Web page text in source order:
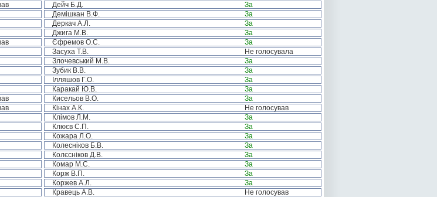
Дейч Б.Д.
За
Демішкан В.Ф.
За
Деркач А.Л.
За
Джига М.В.
За
Єфремов О.С.
За
Засуха Т.В.
Не голосувала
Злочевський М.В.
За
Зубик В.В.
За
Ілляшов Г.О.
За
Каракай Ю.В.
За
Кисельов В.О.
За
Кінах А.К.
Не голосував
Клімов Л.М.
За
Клюєв С.П.
За
Кожара Л.О.
За
Колесніков Б.В.
За
Колєсніков Д.В.
За
Комар М.С.
За
Корж В.П.
За
Коржев А.Л.
За
Кравець А.В.
Не голосував